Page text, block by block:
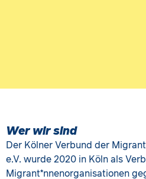
Wer wir sind
Der Kölner Verbund der
e.V. wurde 2020 in Köln als
Migrant*nnenorganisationen